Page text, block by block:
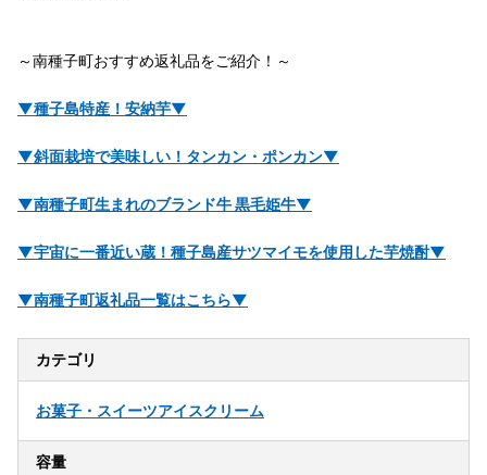
～南種子町おすすめ返礼品をご紹介！～
▼種子島特産！安納芋▼
▼斜面栽培で美味しい！タンカン・ポンカン▼
▼南種子町生まれのブランド牛 黒毛姫牛▼
▼宇宙に一番近い蔵！種子島産サツマイモを使用した芋焼酎▼
▼南種子町返礼品一覧はこちら▼
カテゴリ
お菓子・スイーツアイスクリーム
容量